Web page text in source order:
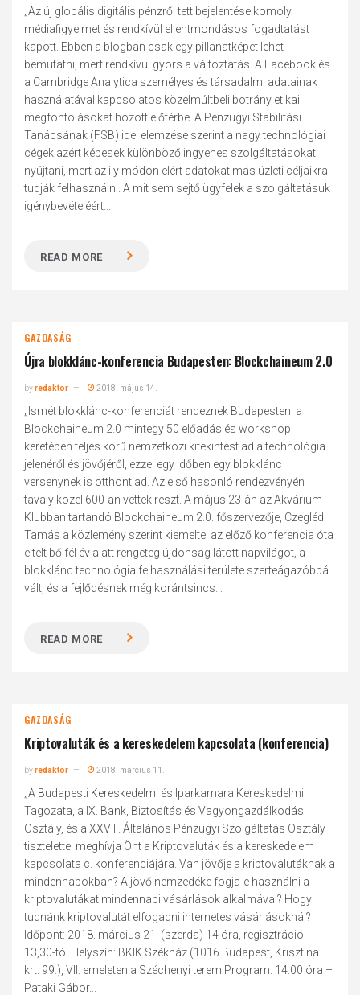
„Az új globális digitális pénzről tett bejelentése komoly
médiafigyelmet és rendkívül ellentmondásos fogadtatást
kapott. Ebben a blogban csak egy pillanatképet lehet
bemutatni, mert rendkívül gyors a változtatás. A Facebook és
a Cambridge Analytica személyes és társadalmi adatainak
használatával kapcsolatos közelmúltbeli botrány etikai
megfontolásokat hozott előtérbe. A Pénzügyi Stabilitási
Tanácsának (FSB) idei elemzése szerint a nagy technológiai
cégek azért képesek különböző ingyenes szolgáltatásokat
nyújtani, mert az ily módon elért adatokat más üzleti céljaikra
tudják felhasználni. A mit sem sejtő ügyfelek a szolgáltatásuk
igénybevételéért...
READ MORE
GAZDASÁG
Újra blokklánc-konferencia Budapesten: Blockchaineum 2.0
byredaktor 2018. május 14.
„Ismét blokklánc-konferenciát rendeznek Budapesten: a
Blockchaineum 2.0 mintegy 50 előadás és workshop
keretében teljes körű nemzetközi kitekintést ad a technológia
jelenéről és jövőjéről, ezzel egy időben egy blokklánc
versenynek is otthont ad. Az első hasonló rendezvényén
tavaly közel 600-an vettek részt. A május 23-án az Akvárium
Klubban tartandó Blockchaineum 2.0. főszervezője, Czeglédi
Tamás a közlemény szerint kiemelte: az előző konferencia óta
eltelt bő fél év alatt rengeteg újdonság látott napvilágot, a
blokklánc technológia felhasználási területe szerteágazóbbá
vált, és a fejlődésnek még korántsincs...
READ MORE
GAZDASÁG
Kriptovaluták és a kereskedelem kapcsolata (konferencia)
byredaktor 2018. március 11.
„A Budapesti Kereskedelmi és Iparkamara Kereskedelmi
Tagozata, a IX. Bank, Biztosítás és Vagyongazdálkodás
Osztály, és a XXVIII. Általános Pénzügyi Szolgáltatás Osztály
tisztelettel meghívja Önt a Kriptovaluták és a kereskedelem
kapcsolata c. konferenciájára. Van jövője a kriptovalutáknak a
mindennapokban? A jövő nemzedéke fogja-e használni a
kriptovalutákat mindennapi vásárlások alkalmával? Hogy
tudnánk kriptovalutát elfogadni internetes vásárlásoknál?
Időpont: 2018. március 21. (szerda) 14 óra, regisztráció
13,30-tól Helyszín: BKIK Székház (1016 Budapest, Krisztina
krt. 99.), VII. emeleten a Széchenyi terem Program: 14:00 óra –
Pataki Gábor...